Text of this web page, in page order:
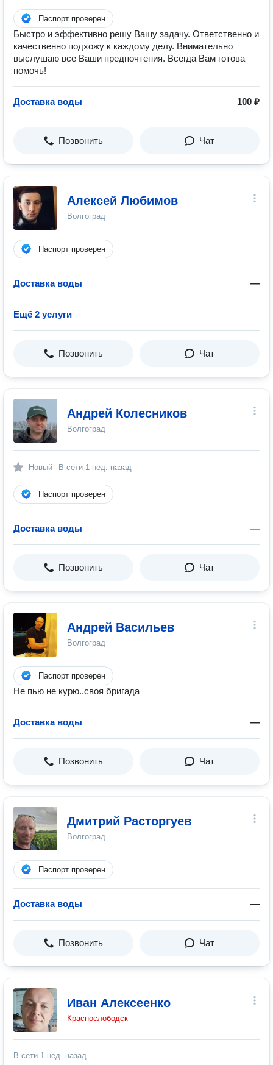
Паспорт проверен
Быстро и эффективно решу Вашу задачу. Ответственно и
качественно подхожу к каждому делу. Внимательно
выслушаю все Ваши предпочтения. Всегда Вам готова
помочь!
Доставка воды 100 ₽
Позвонить Чат
Алексей Любимов
Волгоград
Паспорт проверен
Доставка воды —
Ещё 2 услуги
Позвонить Чат
Андрей Колесников
Волгоград
Новый В сети 1 нед. назад
Паспорт проверен
Доставка воды —
Позвонить Чат
Андрей Васильев
Волгоград
Паспорт проверен
Не пью не курю..своя бригада
Доставка воды —
Позвонить Чат
Дмитрий Расторгуев
Волгоград
Паспорт проверен
Доставка воды —
Позвонить Чат
Иван Алексеенко
Краснослободск
В сети 1 нед. назад